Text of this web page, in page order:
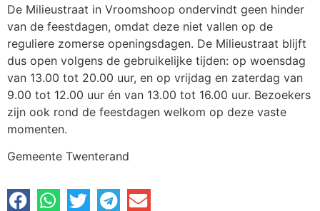
De Milieustraat in Vroomshoop ondervindt geen hinder
van de feestdagen, omdat deze niet vallen op de
reguliere zomerse openingsdagen. De Milieustraat blijft
dus open volgens de gebruikelijke tijden: op woensdag
van 13.00 tot 20.00 uur, en op vrijdag en zaterdag van
9.00 tot 12.00 uur én van 13.00 tot 16.00 uur. Bezoekers
zijn ook rond de feestdagen welkom op deze vaste
momenten.
Gemeente Twenterand